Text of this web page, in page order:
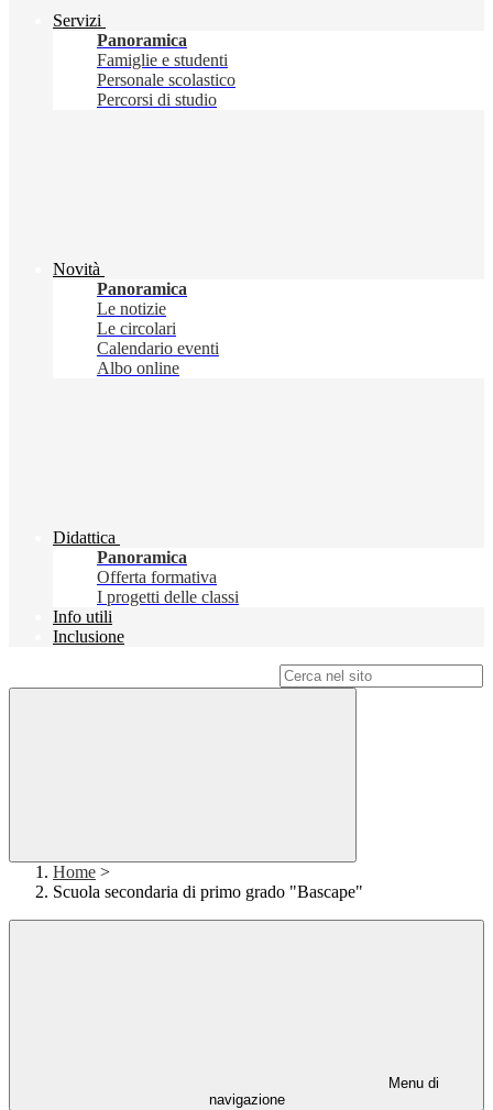
Servizi
Panoramica
Famiglie e studenti
Personale scolastico
Percorsi di studio
Novità
Panoramica
Le notizie
Le circolari
Calendario eventi
Albo online
Didattica
Panoramica
Offerta formativa
I progetti delle classi
Info utili
Inclusione
Home >
Scuola secondaria di primo grado "Bascape"
Menu di
navigazione